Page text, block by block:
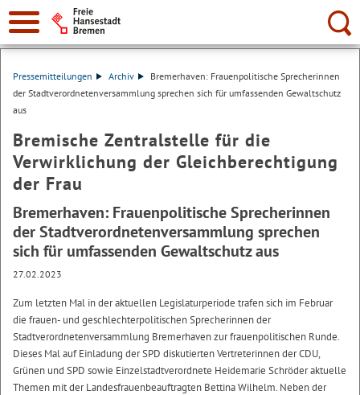
Suche:
Pressemitteilungen Archiv
Bremerhaven: Frauenpolitische Sprecherinnen
der Stadtverordnetenversammlung sprechen sich für umfassenden Gewaltschutz
aus
Bremische Zentralstelle für die
Verwirklichung der Gleichberechtigung
der Frau
Bremerhaven: Frauenpolitische Sprecherinnen
der Stadtverordnetenversammlung sprechen
sich für umfassenden Gewaltschutz aus
27.02.2023
Zum letzten Mal in der aktuellen Legislaturperiode trafen sich im Februar
die frauen- und geschlechterpolitischen Sprecherinnen der
Stadtverordnetenversammlung Bremerhaven zur frauenpolitischen Runde.
Dieses Mal auf Einladung der SPD diskutierten Vertreterinnen der CDU,
Grünen und SPD sowie Einzelstadtverordnete Heidemarie Schröder aktuelle
Themen mit der Landesfrauenbeauftragten Bettina Wilhelm. Neben der